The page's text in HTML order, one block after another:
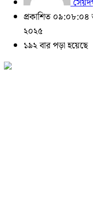
প্রকাশিত ০৯:০৮:০৪
২০২৫
১৯২ বার পড়া হয়েছে